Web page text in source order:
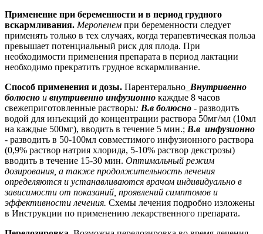
Применение при беременности и в период грудного
вскармливания. Меропенем при беременности следует
применять только в тех случаях, когда терапевтическая польза
превышает потенциальный риск для плода. При
необходимости применения препарата в период лактации
необходимо прекратить грудное вскармливание.
Способ применения и дозы. Парентерально_ Внутривенно
болюсно и внутривенно инфузионно каждые 8 часов
свежеприготовленные растворы: В.в болюсно - разводить
водой для инъекций до концентрации раствора 50мг/мл (10мл
на каждые 500мг), вводить в течение 5 мин.; В.в инфузионно
- разводить в 50-100мл совместимого инфузионного раствора
(0,9% раствор натрия хлорида, 5-10% раствор декстрозы)
вводить в течение 15-30 мин. Оптимальный режим
дозирования, а также продолжительность лечения
определяются и устанавливаются врачом индивидуально в
зависимости от показаний, проявлений симптомов и
эффективности лечения. Схемы лечения подробно изложены
в Инструкции по применению лекарственного препарата.